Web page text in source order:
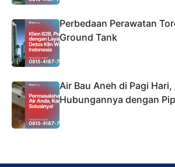
Perbedaan Perawatan
Ground Tank
Air Bau Aneh di Pagi Hari,
Hubungannya dengan